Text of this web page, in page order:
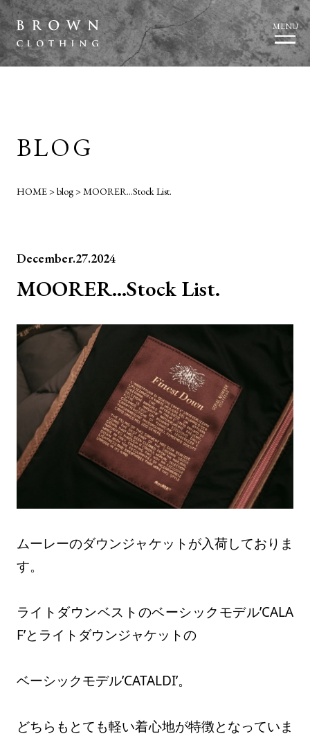
MENU
BLOG
HOME>blog>MOORER…Stock List.
December.27.2024
MOORER…Stock List.
ムーレーのダウンジャケットが入荷しておりま
す。
ライトダウンベストのベーシックモデル’CALA
F’とライトダウンジャケットの
ベーシックモデル’CATALDI’。
どちらもとても軽い着心地が特徴となっていま